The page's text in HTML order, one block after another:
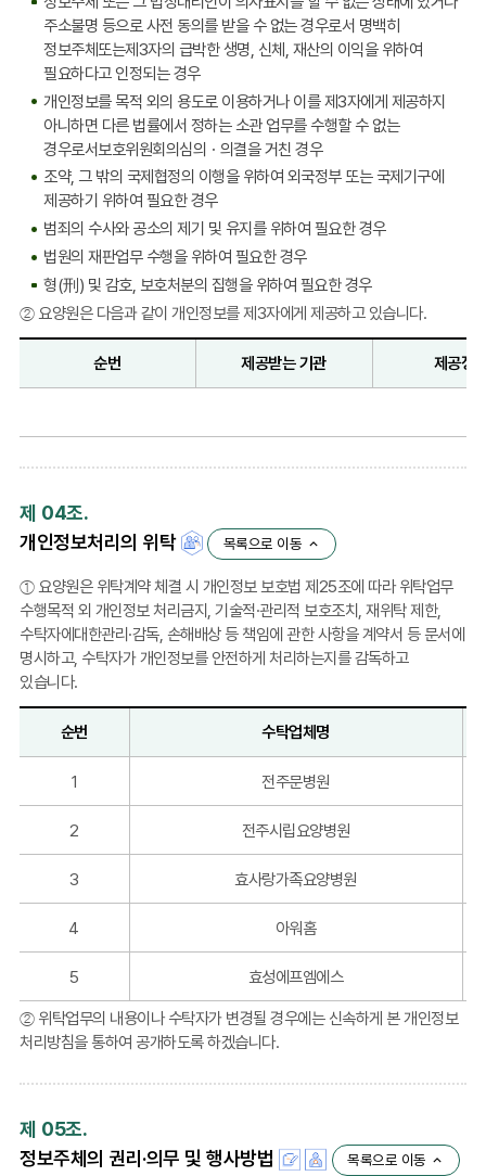
주소불명 등으로 사전 동의를 받을 수 없는 경우로서 명백히
정보주체또는제3자의 급박한 생명, 신체, 재산의 이익을 위하여
필요하다고 인정되는 경우
개인정보를 목적 외의 용도로 이용하거나 이를 제3자에게 제공하지
아니하면 다른 법률에서 정하는 소관 업무를 수행할 수 없는
경우로서보호위원회의심의ㆍ의결을 거친 경우
조약, 그 밖의 국제협정의 이행을 위하여 외국정부 또는 국제기구에
제공하기 위하여 필요한 경우
범죄의 수사와 공소의 제기 및 유지를 위하여 필요한 경우
법원의 재판업무 수행을 위하여 필요한 경우
형(刑) 및 감호, 보호처분의 집행을 위하여 필요한 경우
② 요양원은 다음과 같이 개인정보를 제3자에게 제공하고 있습니다.
보
제
3
에
게
제
공
:
순
제
받
기
제
정
제
공
목
제
공
근
거,
순번 제공받는 기관 제공정
제 04조.
개인정보처리의 위탁 목록으로 이동
① 요양원은 위탁계약 체결 시 개인정보 보호법 제25조에 따라 위탁업무
수행목적 외 개인정보 처리금지, 기술적·관리적 보호조치, 재위탁 제한,
수탁자에대한관리·감독, 손해배상 등 책임에 관한 사항을 계약서 등 문서에
명시하고, 수탁자가 개인정보를 안전하게 처리하는지를 감독하고
있습니다.
무
내
용,
보
기
간
순번 수탁업체명
1 전주문병원
2 전주시립요양병원
3 효사랑가족요양병원
4 아워홈
5
효성에프엠에스
② 위탁업무의 내용이나 수탁자가 변경될 경우에는 신속하게 본 개인정보
처리방침을 통하여 공개하도록 하겠습니다.
제 05조.
정보주체의 권리·의무 및 행사방법 목록으로 이동